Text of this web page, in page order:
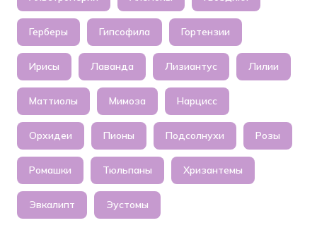
Герберы Гипсофила Гортензии
Ирисы Лаванда Лизиантус Лилии
Маттиолы Мимоза Нарцисс
Орхидеи Пионы Подсолнухи Розы
Ромашки Тюльпаны Хризантемы
Эвкалипт Эустомы